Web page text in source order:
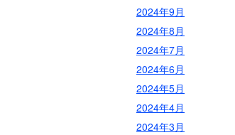
2024年9月
2024年8月
2024年7月
2024年6月
2024年5月
2024年4月
2024年3月